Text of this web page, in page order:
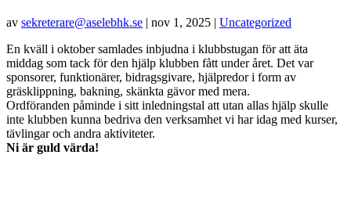
av sekreterare@aselebhk.se | nov 1, 2025 | Uncategorized
En kväll i oktober samlades inbjudna i klubbstugan för att äta
middag som tack för den hjälp klubben fått under året. Det var
sponsorer, funktionärer, bidragsgivare, hjälpredor i form av
gräsklippning, bakning, skänkta gävor med mera.
Ordföranden påminde i sitt inledningstal att utan allas hjälp skulle
inte klubben kunna bedriva den verksamhet vi har idag med kurser,
tävlingar och andra aktiviteter.
Ni är guld värda!